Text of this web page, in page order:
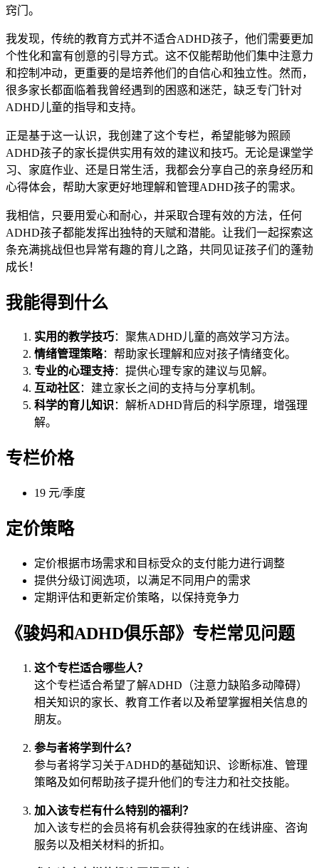
窍门。
我发现，传统的教育方式并不适合ADHD孩子，他们需要更加
个性化和富有创意的引导方式。这不仅能帮助他们集中注意力
和控制冲动，更重要的是培养他们的自信心和独立性。然而，
很多家长都面临着我曾经遇到的困惑和迷茫，缺乏专门针对
ADHD儿童的指导和支持。
正是基于这一认识，我创建了这个专栏，希望能够为照顾
ADHD孩子的家长提供实用有效的建议和技巧。无论是课堂学
习、家庭作业、还是日常生活，我都会分享自己的亲身经历和
心得体会，帮助大家更好地理解和管理ADHD孩子的需求。
我相信，只要用爱心和耐心，并采取合理有效的方法，任何
ADHD孩子都能发挥出独特的天赋和潜能。让我们一起探索这
条充满挑战但也异常有趣的育儿之路，共同见证孩子们的蓬勃
成长！
我能得到什么
实用的教学技巧：聚焦ADHD儿童的高效学习方法。
情绪管理策略：帮助家长理解和应对孩子情绪变化。
专业的心理支持：提供心理专家的建议与见解。
互动社区：建立家长之间的支持与分享机制。
科学的育儿知识：解析ADHD背后的科学原理，增强理
解。
专栏价格
19 元/季度
定价策略
定价根据市场需求和目标受众的支付能力进行调整
提供分级订阅选项，以满足不同用户的需求
定期评估和更新定价策略，以保持竞争力
《骏妈和ADHD俱乐部》专栏常见问题
这个专栏适合哪些人？
这个专栏适合希望了解ADHD（注意力缺陷多动障碍）
相关知识的家长、教育工作者以及希望掌握相关信息的
朋友。
参与者将学到什么？
参与者将学习关于ADHD的基础知识、诊断标准、管理
策略及如何帮助孩子提升他们的专注力和社交技能。
加入该专栏有什么特别的福利？
加入该专栏的会员将有机会获得独家的在线讲座、咨询
服务以及相关材料的折扣。